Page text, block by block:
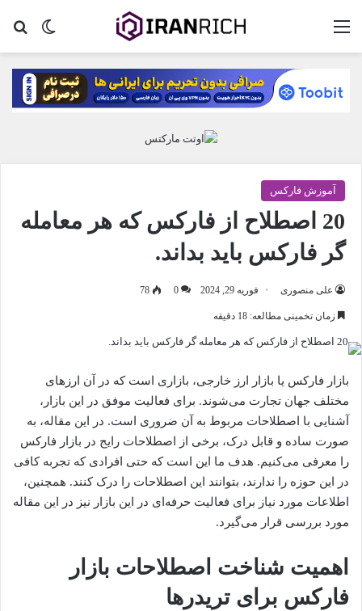
تغییر منو
آموزش فارکس
20 اصطلاح از فارکس که هر معامله
گر فارکس باید بداند.
علی منصوری فوریه 29, 2024 0
78
زمان تخمینی مطالعه: 18 دقیقه
بازار فارکس یا بازار ارز خارجی، بازاری است که در آن ارزهای
مختلف جهان تجارت می‌شوند. برای فعالیت موفق در این بازار،
آشنایی با اصطلاحات مربوط به آن ضروری است. در این مقاله، به
صورت ساده و قابل درک، برخی از اصطلاحات رایج در بازار فارکس
را معرفی می‌کنیم. هدف ما این است که حتی افرادی که تجربه کافی
در این حوزه را ندارند، بتوانند این اصطلاحات را درک کنند. همچنین،
اطلاعات مورد نیاز برای فعالیت حرفه‌ای در این بازار نیز در این مقاله
مورد بررسی قرار می‌گیرد.
اهمیت شناخت اصطلاحات بازار
فارکس برای تریدرها